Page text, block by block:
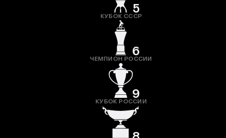
5
КУБОК СССР
6
ЧЕМПИОН РОССИИ
9
КУБОК РОССИИ